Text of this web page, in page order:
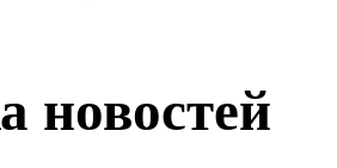
новостей